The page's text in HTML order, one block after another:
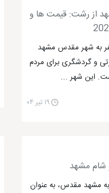
از رشت: قیمت‌ ها و
به شهر مقدس مشهد
و گردشگری برای مردم
این شهر ...
۱۹ تیر ۰۴
شام مشهد
مشهد مقدس، به عنوان